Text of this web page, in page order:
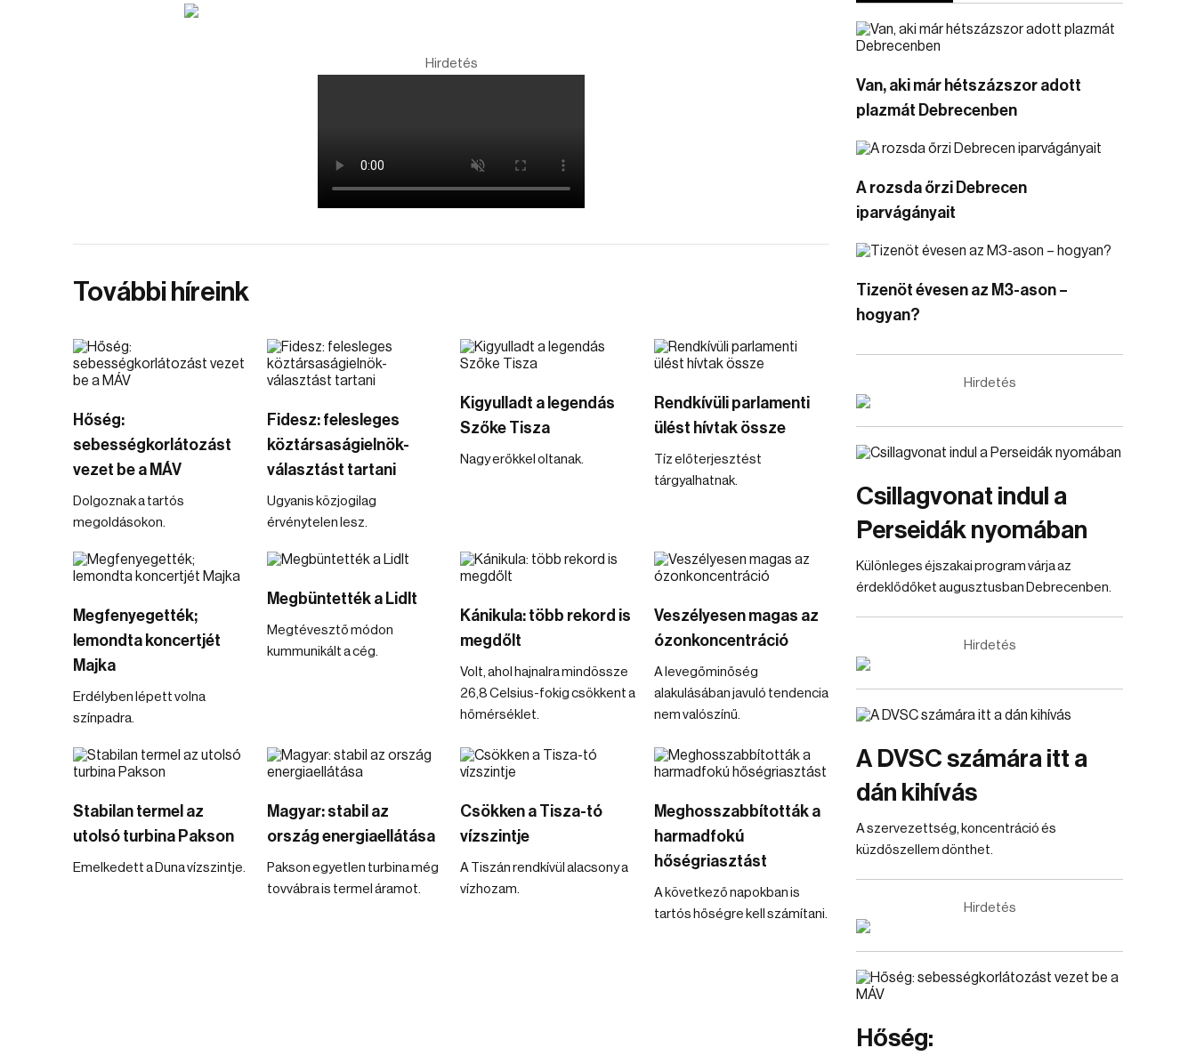
Hirdetés
További híreink
Hőség:
sebességkorlátozást
vezet be a MÁV
Dolgoznak a tartós
megoldásokon.
Fidesz: felesleges
köztársaságielnök-
választást tartani
Ugyanis közjogilag
érvénytelen lesz.
Kigyulladt a legendás
Szőke Tisza
Nagy erőkkel oltanak.
Rendkívüli parlamenti
ülést hívtak össze
Tíz előterjesztést
tárgyalhatnak.
Megfenyegették;
lemondta koncertjét
Majka
Erdélyben lépett volna
színpadra.
Megbüntették a Lidlt
Megtévesztő módon
kummunikált a cég.
Kánikula: több rekord is
megdőlt
Volt, ahol hajnalra mindössze
26,8 Celsius-fokig csökkent a
hőmérséklet.
Veszélyesen magas az
ózonkoncentráció
A levegőminőség
alakulásában javuló tendencia
nem valószínű.
Stabilan termel az
utolsó turbina Pakson
Emelkedett a Duna vízszintje.
Magyar: stabil az
ország energiaellátása
Pakson egyetlen turbina még
tovvábra is termel áramot.
Csökken a Tisza-tó
vízszintje
A Tiszán rendkívül alacsony a
vízhozam.
Meghosszabbították a
harmadfokú
hőségriasztást
A következő napokban is
tartós hőségre kell számítani.
Van, aki már hétszázszor adott
plazmát Debrecenben
A rozsda őrzi Debrecen
iparvágányait
Tizenöt évesen az M3-ason –
hogyan?
Hirdetés
Csillagvonat indul a
Perseidák nyomában
Különleges éjszakai program várja az
érdeklődőket augusztusban Debrecenben.
Hirdetés
A DVSC számára itt a
dán kihívás
A szervezettség, koncentráció és
küzdőszellem dönthet.
Hirdetés
Hőség: